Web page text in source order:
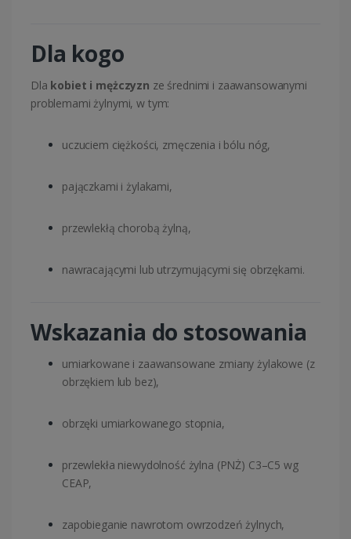
Dla kogo
Dla kobiet i mężczyzn ze średnimi i zaawansowanymi
problemami żylnymi, w tym:
uczuciem ciężkości, zmęczenia i bólu nóg,
pajączkami i żylakami,
przewlekłą chorobą żylną,
nawracającymi lub utrzymującymi się obrzękami.
Wskazania do stosowania
umiarkowane i zaawansowane zmiany żylakowe (z
obrzękiem lub bez),
obrzęki umiarkowanego stopnia,
przewlekła niewydolność żylna (PNŻ) C3–C5 wg
CEAP,
zapobieganie nawrotom owrzodzeń żylnych,